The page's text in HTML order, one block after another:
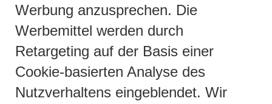
Werbung anzusprechen. Die
Werbemittel werden durch
Retargeting auf der Basis einer
Cookie-basierten Analyse des
Nutzverhaltens eingeblendet. Wir